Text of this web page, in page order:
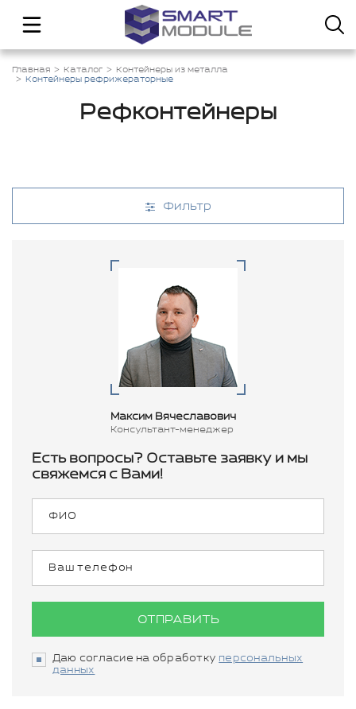
Главная Каталог
Контейнеры из металла
Контейнеры рефрижераторные
Рефконтейнеры
Фильтр
Максим Вячеславович
Консультант-менеджер
Есть вопросы? Оставьте заявку и мы
свяжемся с Вами!
ОТПРАВИТЬ
Даю согласие на обработку персональных
данных